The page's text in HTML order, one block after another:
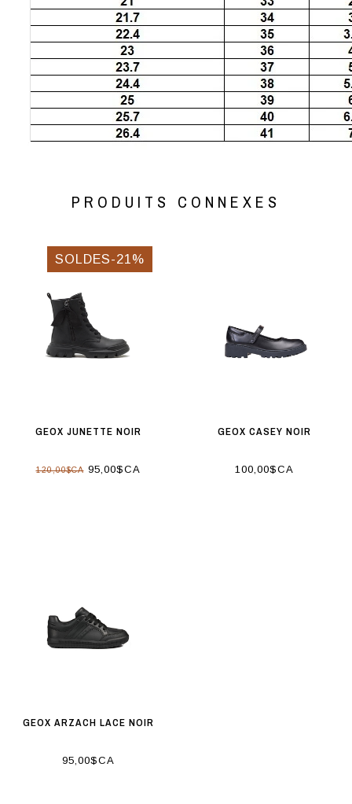
PRODUITS CONNEXES
SOLDES-21%
GEOX JUNETTE NOIR
120,00$CA95,00$CA
GEOX CASEY NOIR
100,00$CA
GEOX ARZACH LACE NOIR
95,00$CA